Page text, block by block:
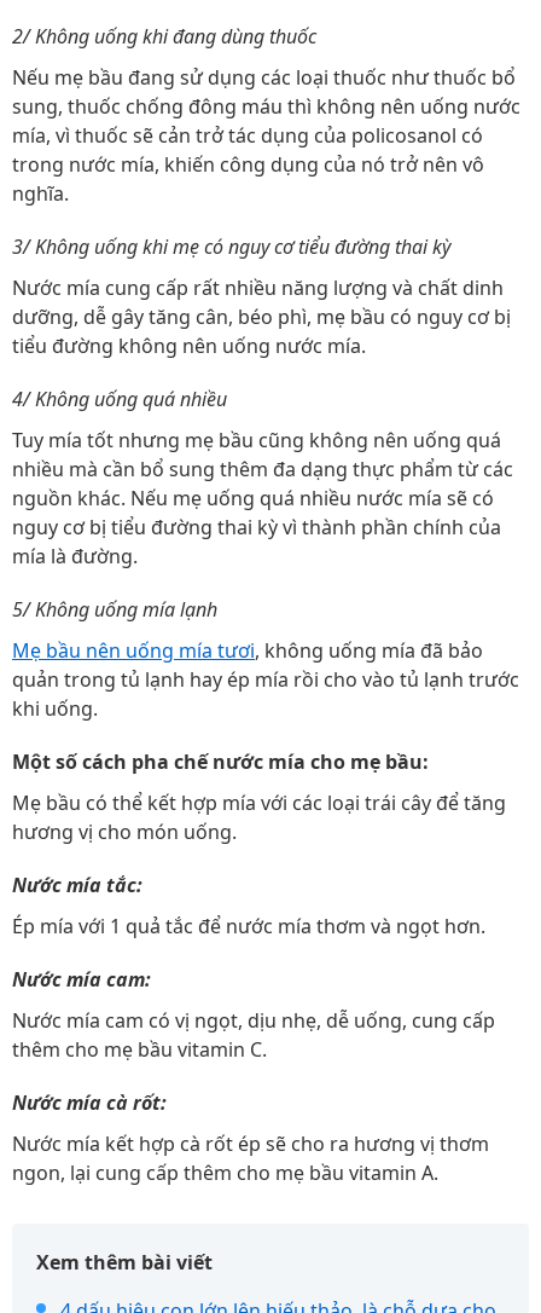
2/ Không uống khi đang dùng thuốc
Nếu mẹ bầu đang sử dụng các loại thuốc như thuốc bổ
sung, thuốc chống đông máu thì không nên uống nước
mía, vì thuốc sẽ cản trở tác dụng của policosanol có
trong nước mía, khiến công dụng của nó trở nên vô
nghĩa.
3/ Không uống khi mẹ có nguy cơ tiểu đường thai kỳ
Nước mía cung cấp rất nhiều năng lượng và chất dinh
dưỡng, dễ gây tăng cân, béo phì, mẹ bầu có nguy cơ bị
tiểu đường không nên uống nước mía.
4/ Không uống quá nhiều
Tuy mía tốt nhưng mẹ bầu cũng không nên uống quá
nhiều mà cần bổ sung thêm đa dạng thực phẩm từ các
nguồn khác. Nếu mẹ uống quá nhiều nước mía sẽ có
nguy cơ bị tiểu đường thai kỳ vì thành phần chính của
mía là đường.
5/ Không uống mía lạnh
Mẹ bầu nên uống mía tươi, không uống mía đã bảo
quản trong tủ lạnh hay ép mía rồi cho vào tủ lạnh trước
khi uống.
Một số cách pha chế nước mía cho mẹ bầu:
Mẹ bầu có thể kết hợp mía với các loại trái cây để tăng
hương vị cho món uống.
Nước mía tắc:
Ép mía với 1 quả tắc để nước mía thơm và ngọt hơn.
Nước mía cam:
Nước mía cam có vị ngọt, dịu nhẹ, dễ uống, cung cấp
thêm cho mẹ bầu vitamin C.
Nước mía cà rốt:
Nước mía kết hợp cà rốt ép sẽ cho ra hương vị thơm
ngon, lại cung cấp thêm cho mẹ bầu vitamin A.
Xem thêm bài viết